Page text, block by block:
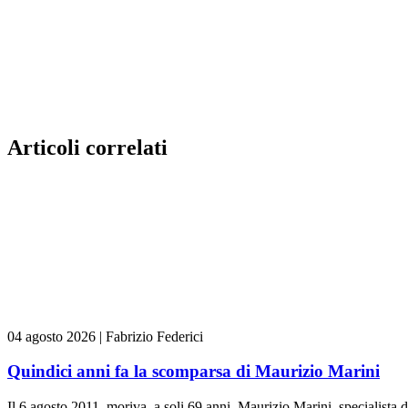
Articoli correlati
04 agosto 2026 | Fabrizio Federici
Quindici anni fa la scomparsa di Maurizio Marini